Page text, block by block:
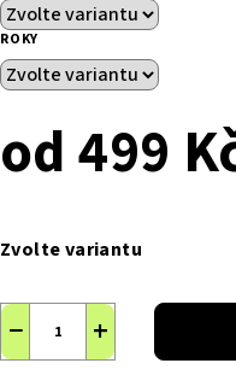
ROKY
od499
cena:
Zvolte variantu
+
−